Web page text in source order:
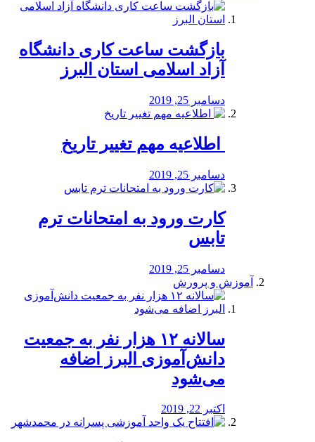
بازگشت ساعت کاری دانشگاه
آزاد اسلامی استان البرز
دسامبر 25, 2019
️ اطلاعیه مهم تغییر تاریخ
دسامبر 25, 2019
کارت ورود به امتحانات ترم
تابس
دسامبر 25, 2019
آموزش و پرورش
️سالانه ۱۲ هزار نفر به جمعیت
دانش‌آموزی البرز اضافه
می‌شود
اکتبر 22, 2019